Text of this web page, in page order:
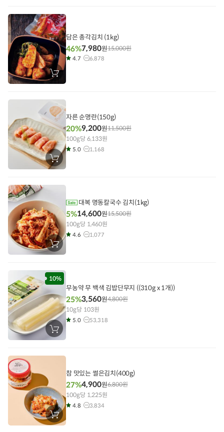
에
담
기
장
에
담
기
담은 총각김치 (1kg)
46%7,980원15,000원
4.7 6,878
장
바
에
자른 순명란(150g)
20%9,200원11,500원
100g당 6,133원
5.0 1,168
장
바
에
담
기
대복 명동칼국수 김치(1kg)
5%14,600원15,500원
100g당 1,460원
4.6 1,077
10%
장
바
에
무농약 무 백색 김밥단무지 ((310g x 1개))
25%3,560원4,800원
10g당 103원
5.0 53,318
장
바
참 맛있는 썰은김치(400g)
27%4,900원6,800원
100g당 1,225원
4.8 3,834